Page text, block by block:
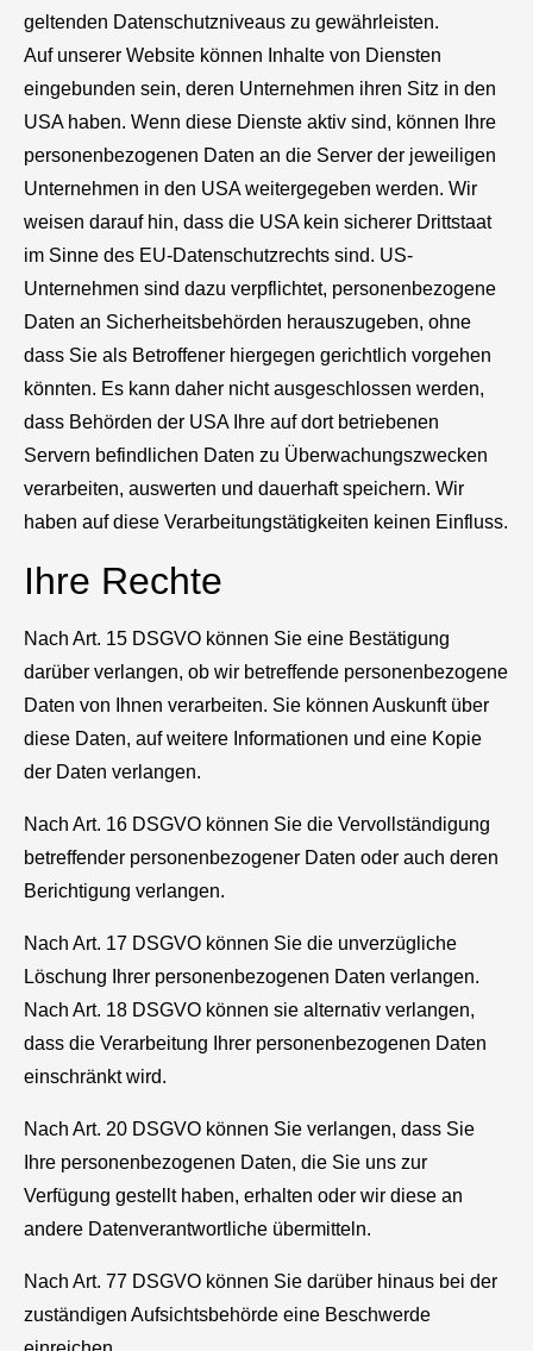
geltenden Datenschutzniveaus zu gewährleisten.
Auf unserer Website können Inhalte von Diensten
eingebunden sein, deren Unternehmen ihren Sitz in den
USA haben. Wenn diese Dienste aktiv sind, können Ihre
personenbezogenen Daten an die Server der jeweiligen
Unternehmen in den USA weitergegeben werden. Wir
weisen darauf hin, dass die USA kein sicherer Drittstaat
im Sinne des EU-Datenschutzrechts sind. US-
Unternehmen sind dazu verpflichtet, personenbezogene
Daten an Sicherheitsbehörden herauszugeben, ohne
dass Sie als Betroffener hiergegen gerichtlich vorgehen
könnten. Es kann daher nicht ausgeschlossen werden,
dass Behörden der USA Ihre auf dort betriebenen
Servern befindlichen Daten zu Überwachungszwecken
verarbeiten, auswerten und dauerhaft speichern. Wir
haben auf diese Verarbeitungstätigkeiten keinen Einfluss.
Ihre Rechte
Nach Art. 15 DSGVO können Sie eine Bestätigung
darüber verlangen, ob wir betreffende personenbezogene
Daten von Ihnen verarbeiten. Sie können Auskunft über
diese Daten, auf weitere Informationen und eine Kopie
der Daten verlangen.
Nach Art. 16 DSGVO können Sie die Vervollständigung
betreffender personenbezogener Daten oder auch deren
Berichtigung verlangen.
Nach Art. 17 DSGVO können Sie die unverzügliche
Löschung Ihrer personenbezogenen Daten verlangen.
Nach Art. 18 DSGVO können sie alternativ verlangen,
dass die Verarbeitung Ihrer personenbezogenen Daten
einschränkt wird.
Nach Art. 20 DSGVO können Sie verlangen, dass Sie
Ihre personenbezogenen Daten, die Sie uns zur
Verfügung gestellt haben, erhalten oder wir diese an
andere Datenverantwortliche übermitteln.
Nach Art. 77 DSGVO können Sie darüber hinaus bei der
zuständigen Aufsichtsbehörde eine Beschwerde